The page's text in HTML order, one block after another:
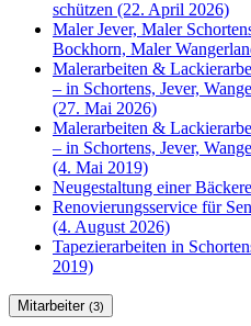
schützen (22. April 2026)
Maler Jever, Maler
Bockhorn, Maler
Malerarbeiten &
– in Schortens, Jever,
(27. Mai 2026)
Malerarbeiten &
– in Schortens, Jever,
(4. Mai 2019)
Neugestaltung einer
Renovierungsservice für
(4. August 2026)
Tapezierarbeiten in
2019)
Mitarbeiter (3)